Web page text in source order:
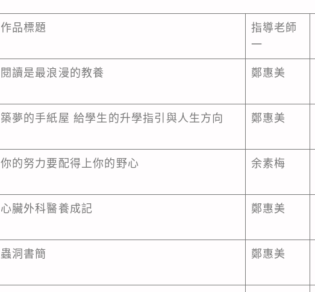
作品標題
指導老師
一
閱讀是最浪漫的教養 鄭惠美
築夢的手紙屋 給學生的升學指引與人生方向 鄭惠美
你的努力要配得上你的野心 余素梅
心臟外科醫養成記 鄭惠美
蟲洞書簡 鄭惠美